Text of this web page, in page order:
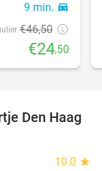
9 min. directions_car
€46,50
€24,50
39%
Den Haag
10.0 star